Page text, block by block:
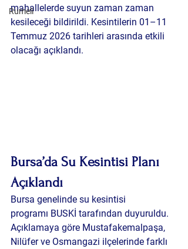
Rumeli
mahallelerde suyun zaman zaman
kesileceği bildirildi. Kesintilerin 01–11
Temmuz 2026 tarihleri arasında etkili
olacağı açıklandı.
Bursa’da Su Kesintisi Planı
Açıklandı
Bursa genelinde su kesintisi
programı BUSKİ tarafından duyuruldu.
Açıklamaya göre Mustafakemalpaşa,
Nilüfer ve Osmangazi ilçelerinde farklı